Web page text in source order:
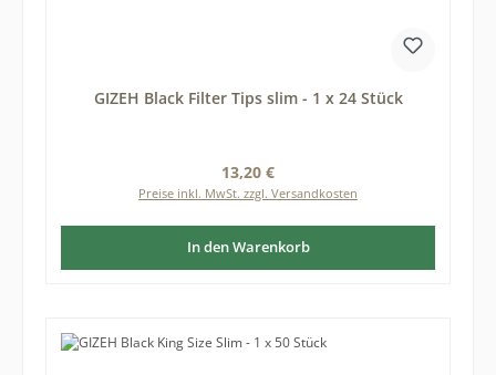
GIZEH Black Filter Tips slim - 1 x 24 Stück
Regulärer Preis:
13,20 €
Preise inkl. MwSt. zzgl. Versandkosten
In den Warenkorb